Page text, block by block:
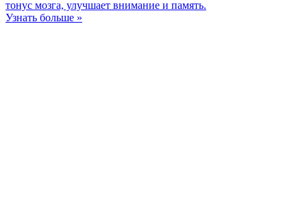
тонус мозга, улучшает внимание и память.
Узнать больше »